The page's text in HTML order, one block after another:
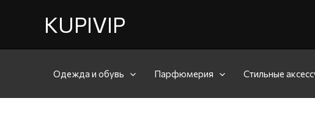
KUPIVIP
Одежда и обувь Парфюмерия Стильные